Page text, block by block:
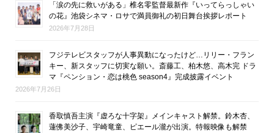
「涙の先に救いがある」椎名零監督最新作『いってらっしゃい
の花』池袋シネマ・ロサで満員御礼の初日舞台挨拶レポート
2026年7月28日
フジテレビスタッフが人事異動になったけど…リリー・フラン
キー、新スタッフに切実な願い。斎藤工、柏木悠、高木完 ドラ
マ『ペンション・恋は桃色 season4』完成披露イベント
2026年7月26日
香取慎吾主演『虚ろな十字架』メインキャスト解禁。鈴木杏、
蓮佛美沙子、宇崎竜童、ピエール瀧が出演。特報映像も解禁